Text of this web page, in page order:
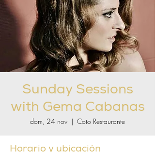
Sunday Sessions
with Gema Cabanas
dom, 24 nov
  |
Coto Restaurante
Horario y ubicación